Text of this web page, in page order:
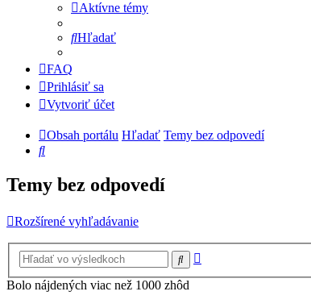
Aktívne témy
Hľadať
FAQ
Prihlásiť sa
Vytvoriť účet
Obsah portálu Hľadať Temy bez odpovedí
Hľadať
Temy bez odpovedí
Rozšírené vyhľadávanie
Hľadať
Bolo nájdených viac než 1000 zhôd